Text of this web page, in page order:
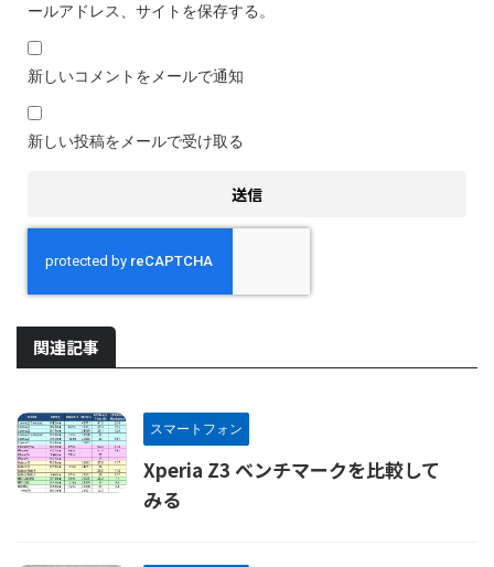
ールアドレス、サイトを保存する。
新しいコメントをメールで通知
新しい投稿をメールで受け取る
関連記事
スマートフォン
Xperia Z3 ベンチマークを比較して
みる